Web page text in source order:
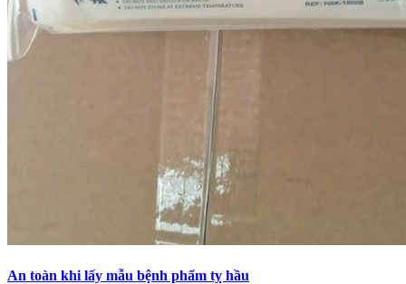
An toàn khi lấy mẫu bệnh phẩm tỵ hầu